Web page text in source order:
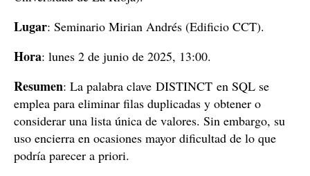
Lugar: Seminario Mirian Andrés (Edificio CCT).
Hora: lunes 2 de junio de 2025, 13:00.
Resumen: La palabra clave DISTINCT en SQL se
emplea para eliminar filas duplicadas y obtener o
considerar una lista única de valores. Sin embargo, su
uso encierra en ocasiones mayor dificultad de lo que
podría parecer a priori.